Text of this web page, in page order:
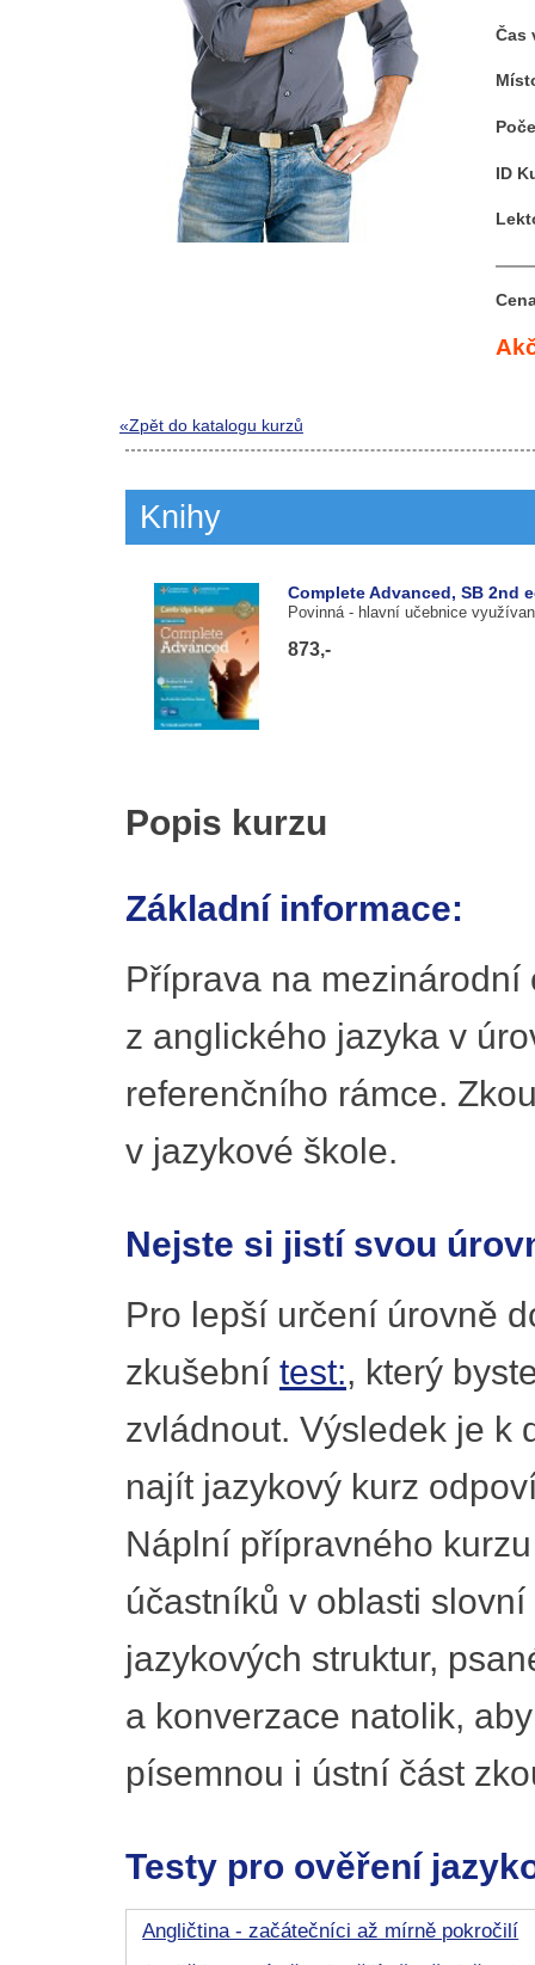
Čas
ID
«Zpět do katalogu kurzů
Knihy
Complete Advanced, SB 2nd
Povinná - hlavní učebnice
873,-
Popis kurzu
Základní informace:
Příprava na
z anglického jazyka v
referenčního rámce.
v jazykové škole.
Nejste si jistí svou
Pro lepší určení úrovně
zkušební test:, který
zvládnout. Výsledek je k
najít jazykový kurz
Náplní přípravného
účastníků v oblasti
jazykových struktur,
a konverzace natolik,
písemnou i ústní část
Testy pro ověření
Angličtina - začátečníci až mírně pokročilí